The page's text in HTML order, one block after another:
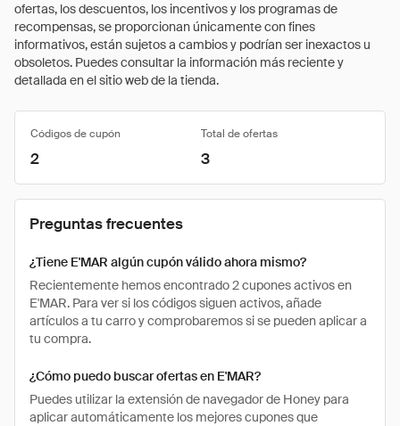
ofertas, los descuentos, los incentivos y los programas de
recompensas, se proporcionan únicamente con fines
informativos, están sujetos a cambios y podrían ser inexactos u
obsoletos. Puedes consultar la información más reciente y
detallada en el sitio web de la tienda.
Códigos de cupón Total de ofertas
2 3
Preguntas frecuentes
¿Tiene E'MAR algún cupón válido ahora mismo?
Recientemente hemos encontrado 2 cupones activos en
E'MAR. Para ver si los códigos siguen activos, añade
artículos a tu carro y comprobaremos si se pueden aplicar a
tu compra.
¿Cómo puedo buscar ofertas en E'MAR?
Puedes utilizar la extensión de navegador de Honey para
aplicar automáticamente los mejores cupones que